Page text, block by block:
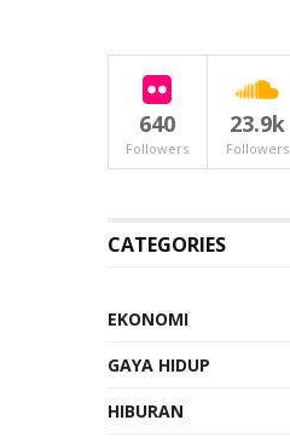
640
Followers
23.9k
Followers
CATEGORIES
EKONOMI
GAYA HIDUP
HIBURAN